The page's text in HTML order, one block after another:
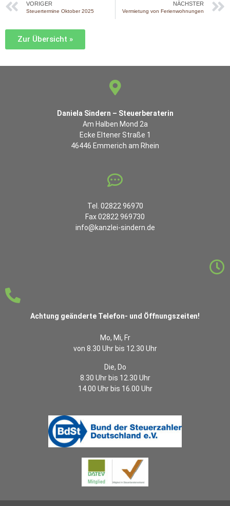
VORIGER
Steuertermine Oktober 2025
NÄCHSTER
Vermietung von Ferienwohnungen
Zur Übersicht »
Daniela Sindern – Steuerberaterin
Am Halben Mond 2a
Ecke Eltener Straße 1
46446 Emmerich am Rhein
Tel. 02822 96970
Fax 02822 969730
info@kanzlei-sindern.de
Achtung geänderte Telefon- und Öffnungszeiten!
Mo, Mi, Fr
von 8.30 Uhr bis 12.30 Uhr
Die, Do
8.30 Uhr bis 12.30 Uhr
14.00 Uhr bis 16.00 Uhr